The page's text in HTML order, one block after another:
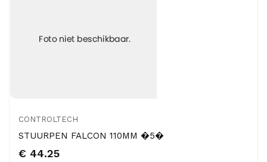
CONTROLTECH
STUURPEN FALCON 110MM �5�
€ 44.25